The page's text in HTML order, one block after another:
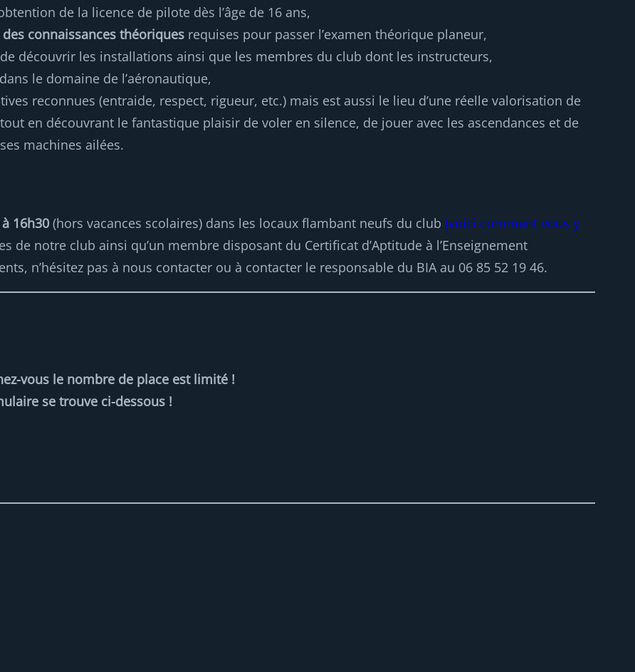
de la licence de pilote dès l’âge de 16 ans,
des connaissances théoriques requises pour passer l’examen théorique planeur,
découvrir les installations ainsi que les membres du club dont les instructeurs,
le domaine de l’aéronautique,
reconnues (entraide, respect, rigueur, etc.) mais est aussi le lieu d’une réelle valorisation de
en découvrant le fantastique plaisir de voler en silence, de jouer avec les ascendances et de
machines ailées.
16h30 (hors vacances scolaires) dans les locaux flambant neufs du club (voici comment vous y
de notre club ainsi qu’un membre disposant du Certificat d’Aptitude à l’Enseignement
n’hésitez pas à nous contacter ou à contacter le responsable du BIA au 06 85 52 19 46.
vous le nombre de place est limité !
se trouve ci-dessous !